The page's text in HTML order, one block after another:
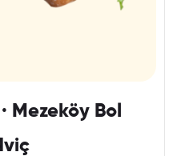
Mezeköy Bol